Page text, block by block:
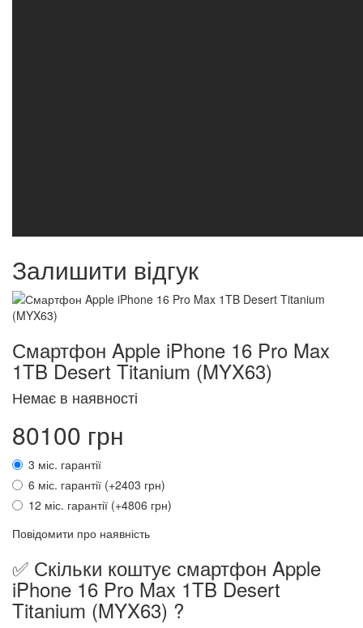
Залишити відгук
Смартфон Apple iPhone 16 Pro Max
1TB Desert Titanium (MYX63)
Немає в наявності
80100 грн
3 міс. гарантії
6 міс. гарантії (+2403 грн)
12 міс. гарантії (+4806 грн)
Повідомити про наявність
✅ Скільки коштує смартфон Apple
iPhone 16 Pro Max 1TB Desert
Titanium (MYX63) ?